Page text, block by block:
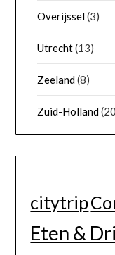
Overijssel(3)
Utrecht(13)
Zeeland(8)
Zuid-Holland
citytrip
Eten &